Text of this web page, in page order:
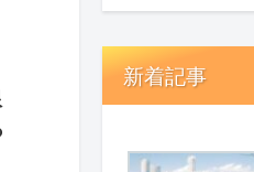
新着記事